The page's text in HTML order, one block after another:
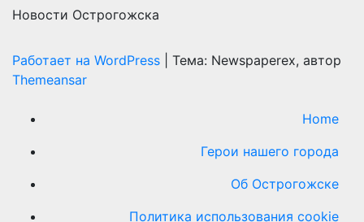
Новости Острогожска
Работает на WordPress
Тема: Newspaperex, автор
Themeansar
Home
Герои нашего города
Об Острогожске
Политика использования cookie